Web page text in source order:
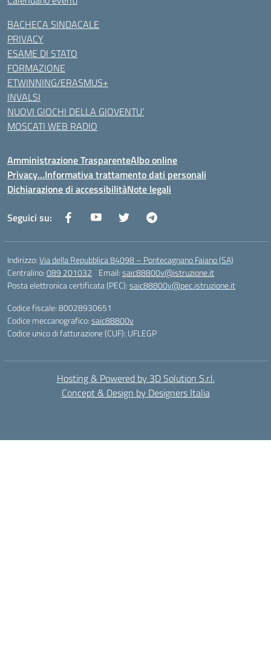
BACHECA SINDACALE
PRIVACY
ESAME DI STATO
FORMAZIONE
ETWINNING/ERASMUS+
INVALSI
NUOVI GIOCHI DELLA GIOVENTU’
MOSCATI WEB RADIO
Amministrazione TrasparenteAlbo online
Privacy…Informativa trattamento dati personali
Dichiarazione di accessibilitàNote legali
Seguici su:
Indirizzo:Via della Repubblica 84098 – Pontecagnano Faiano (SA)
Centralino:089 201032 Email:saic88800v@istruzione.it
Posta elettronica certificata (PEC):saic88800v@pec.istruzione.it
Codice fiscale: 80028930651
Codice meccanografico:saic88800v
Codice unico di fatturazione (CUF): UFLEGP
Hosting & Powered by 3D Solution S.r.l.
Concept & Design by Designers Italia